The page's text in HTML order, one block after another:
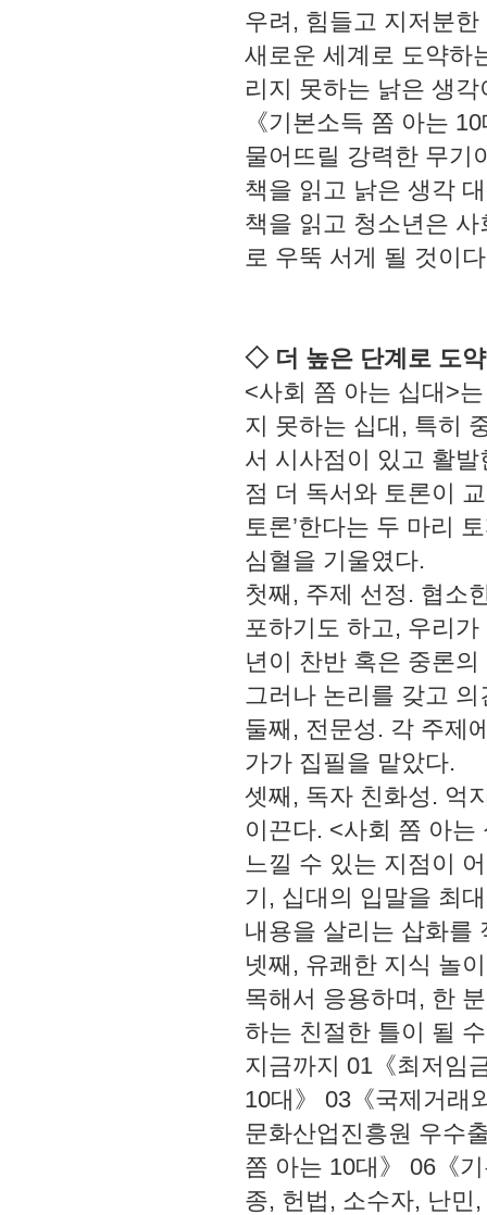
우려, 힘들고 지저분
새로운 세계로 도약하
리지 못하는 낡은 생각
《기본소득 쫌 아는
물어뜨릴 강력한 무기
책을 읽고 낡은 생각
책을 읽고 청소년은
로 우뚝 서게 될 것이
◇ 더 높은 단계로 도
<사회 쫌 아는 십대>
지 못하는 십대, 특히
서 시사점이 있고 활
점 더 독서와 토론이
토론’한다는 두 마리
심혈을 기울였다.
첫째, 주제 선정. 협소
포하기도 하고, 우리
년이 찬반 혹은 중론
그러나 논리를 갖고
둘째, 전문성. 각 주제
가가 집필을 맡았다.
셋째, 독자 친화성. 억
이끈다. <사회 쫌 아
느낄 수 있는 지점이
기, 십대의 입말을 최
내용을 살리는 삽화를
넷째, 유쾌한 지식 놀
목해서 응용하며, 한
하는 친절한 틀이 될
지금까지 01《최저임
10대》 03《국제거래
문화산업진흥원 우수
쫌 아는 10대》 06《
종, 헌법, 소수자, 난민